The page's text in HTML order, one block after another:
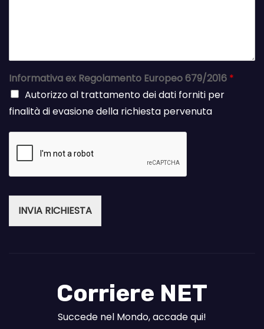
Informativa ex Regolamento Europeo 679/2016 *
Autorizzo al trattamento dei dati forniti per
finalità di evasione della richiesta pervenuta
INVIA RICHIESTA
Corriere NET
Succede nel Mondo, accade qui!